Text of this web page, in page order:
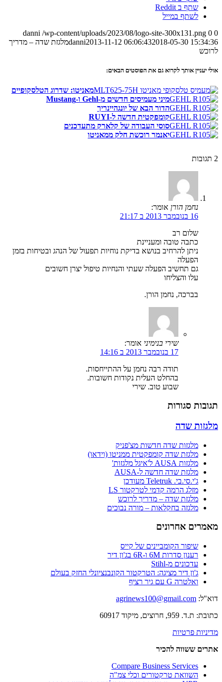
שתף ב Reddit
לשתף במייל
0
0
danni /wp-content/uploads/2023/08/logo-site-300x131.png
danni2013-11-12 06:06:432018-05-30 15:34:36
מלגזת שדה – מדריך
לרוכש
אולי יעניין אותך לקרוא גם את הפוסטים הבאים:
מאניטו: שדרוג הטלסקופיים
מיני מעמיסים חדשים מ-Gehl ו-Mustang
הדור הבא של יונגהיינריך
קומפקטית חדשה ל-RUYI
סוסי העבודה של קלארק מתעדכנים
יאנמר רוכשת חלק ממאניטו
2 תגובות
נחמן הורן אומר:
16 בנובמבר 2013 ב 21:17
שלום רב
כתבה טובה ומעניינת
ניתן להרחיב בנושא בדיקת נוחיות תפעול של הנהג ובטיחות בזמן
הפעלה
גם תחשיב הפעלה שעתי והנחיות טיפול יצרן חשובים
עלו והצליחו
בברכה, נחמן הורן.
שירי בנימיני אומר:
17 בנובמבר 2013 ב 14:16
תודה רבה נחמן על ההתייחסות.
בהחלט העלית נקודות חשובות.
שבוע טוב. שירי
תגובות סגורות
מלגזות שדה
מלגזות שדה חדשות מצ'פניק
מלגזת שדה קומפקטית ממניטו (וידאו)
מלגזות AUSA ל'איגל מלגזות'
מלגזת שדה חדשה ל-AUSA
ג'י.סי.בי. Teletruk מעודכן
מזלג הרמה קדמי לטרקטור LS
מלגזת שדה – מדריך לרוכש
מלגזה בחקלאות – מורה נבוכים
מאמרים אחרונים
שיפור הקומביינים של קייס
רענון סדרות 6M ו-6R בג'ון דיר
עדכונים מ-Stihl
ג'ון דיר מציגה: הטרקטור הקונבנציונלי החזק בעולם
ואלטרה G עם גיר רציף
דוא"ל: agrinews100@gmail.com
כתובת: ת.ד. 959, חרוצים, מיקוד 60917
מדיניות פרטיות
אתרים ששווה להכיר
Compare Business Services
השוואת טרקטורים וכלי צמ"ה